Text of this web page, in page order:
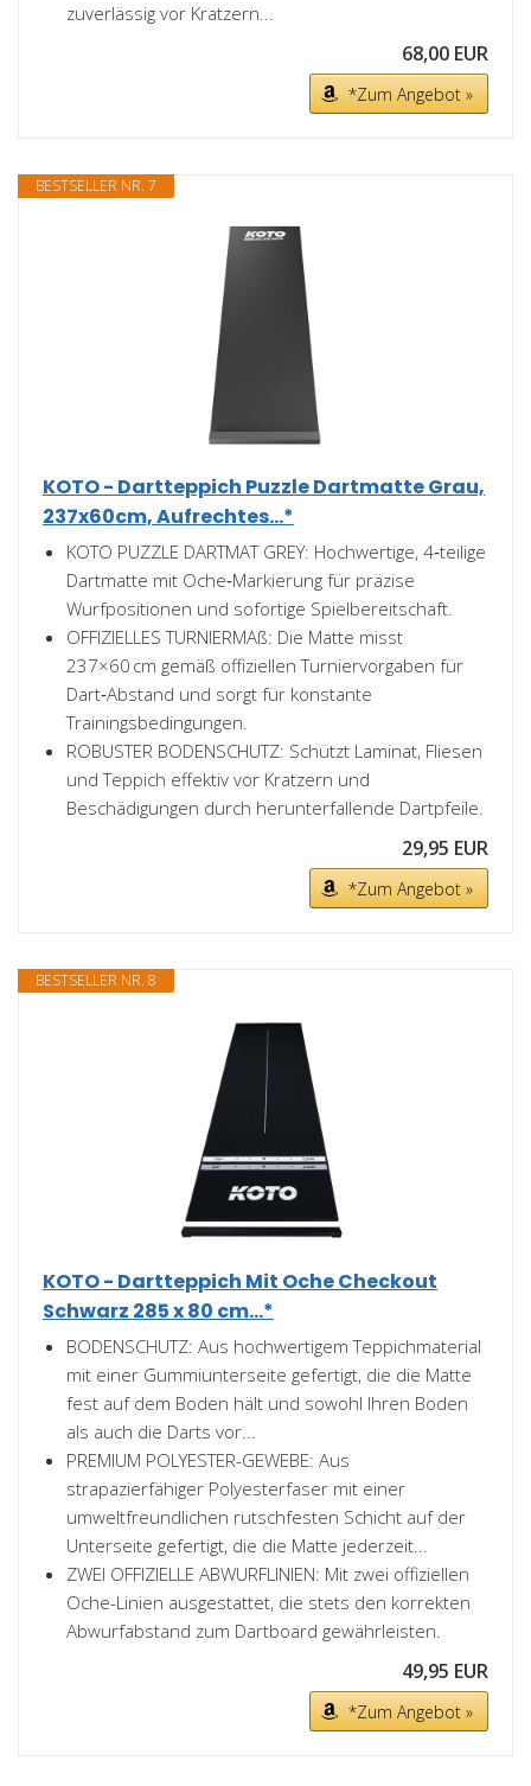
zuverlässig vor Kratzern...
68,00 EUR
*Zum Angebot »
BESTSELLER NR. 7
KOTO - Dartteppich Puzzle Dartmatte Grau,
237x60cm, Aufrechtes...*
KOTO PUZZLE DARTMAT GREY: Hochwertige, 4‑teilige
Dartmatte mit Oche‑Markierung für präzise
Wurfpositionen und sofortige Spielbereitschaft.
OFFIZIELLES TURNIERMAß: Die Matte misst
237×60 cm gemäß offiziellen Turniervorgaben für
Dart‑Abstand und sorgt für konstante
Trainingsbedingungen.
ROBUSTER BODENSCHUTZ: Schützt Laminat, Fliesen
und Teppich effektiv vor Kratzern und
Beschädigungen durch herunterfallende Dartpfeile.
29,95 EUR
*Zum Angebot »
BESTSELLER NR. 8
KOTO - Dartteppich Mit Oche Checkout
Schwarz 285 x 80 cm...*
BODENSCHUTZ: Aus hochwertigem Teppichmaterial
mit einer Gummiunterseite gefertigt, die die Matte
fest auf dem Boden hält und sowohl Ihren Boden
als auch die Darts vor...
PREMIUM POLYESTER-GEWEBE: Aus
strapazierfähiger Polyesterfaser mit einer
umweltfreundlichen rutschfesten Schicht auf der
Unterseite gefertigt, die die Matte jederzeit...
ZWEI OFFIZIELLE ABWURFLINIEN: Mit zwei offiziellen
Oche-Linien ausgestattet, die stets den korrekten
Abwurfabstand zum Dartboard gewährleisten.
49,95 EUR
*Zum Angebot »